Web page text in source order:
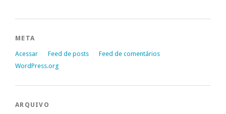
META
Acessar Feed de posts
Feed de comentários
WordPress.org
ARQUIVO